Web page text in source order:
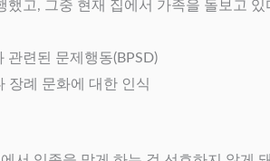
고, 그중 현재 집에서 가족을 돌보고
관련된 문제행동(BPSD)
장례 문화에 대한 인식